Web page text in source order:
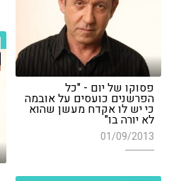
פסוקו של יום - "כל
הפרשנים כועסים על אובמה
כי יש לו אקדח מעשן שהוא
לא יורה בו"
01/09/2013